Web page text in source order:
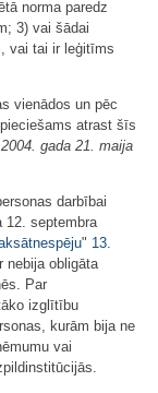
norma paredz
3) vai šādai
vai tai ir leģitīms
vienādos un pēc
atrast šīs
gada 21. maija
darbībai
12. septembra
" 13.
nebija obligāta
Par
izglītību
kurām bija ne
vai